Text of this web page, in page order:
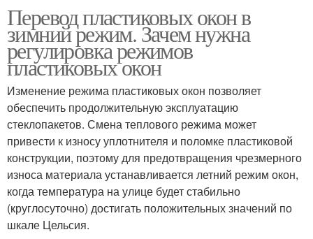
Перевод пластиковых окон в
зимний режим. Зачем нужна
регулировка режимов
пластиковых окон
Изменение режима пластиковых окон позволяет
обеспечить продолжительную эксплуатацию
стеклопакетов. Смена теплового режима может
привести к износу уплотнителя и поломке пластиковой
конструкции, поэтому для предотвращения чрезмерного
износа материала устанавливается летний режим окон,
когда температура на улице будет стабильно
(круглосуточно) достигать положительных значений по
шкале Цельсия.